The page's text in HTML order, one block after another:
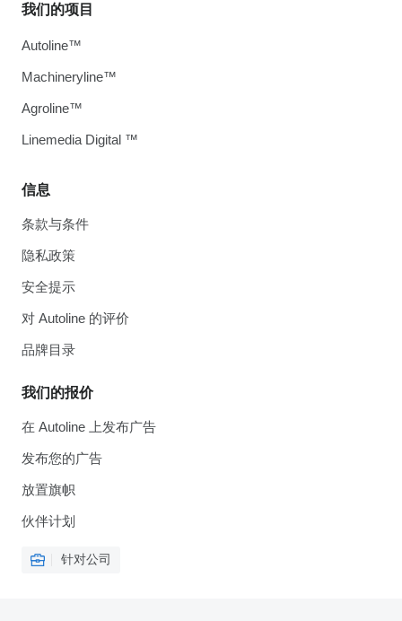
信息
条款与条件
隐私政策
安全提示
对 Autoline 的评价
品牌目录
我们的报价
在 Autoline 上发布广告
发布您的广告
放置旗帜
伙伴计划
针对公司
我们的项目
Autoline™
Machineryline™
Agroline™
Linemedia Digital ™